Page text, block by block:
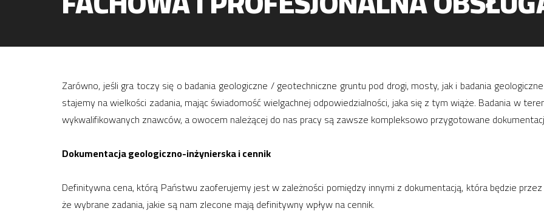
Zarówno, jeśli gra toczy się o badania geologiczne / geotechniczne gruntu pod drogi, mosty, jak i badania
stajemy na wielkości zadania, mając świadomość wielgachnej odpowiedzialności, jaka się z tym wiąże. Badania w
wykwalifikowanych znawców, a owocem należącej do nas pracy są zawsze kompleksowo przygotowane
Dokumentacja geologiczno-inżynierska i cennik
Definitywna cena, którą Państwu zaoferujemy jest w zależności pomiędzy innymi z dokumentacją, która będzie
że wybrane zadania, jakie są nam zlecone mają definitywny wpływ na cennik.